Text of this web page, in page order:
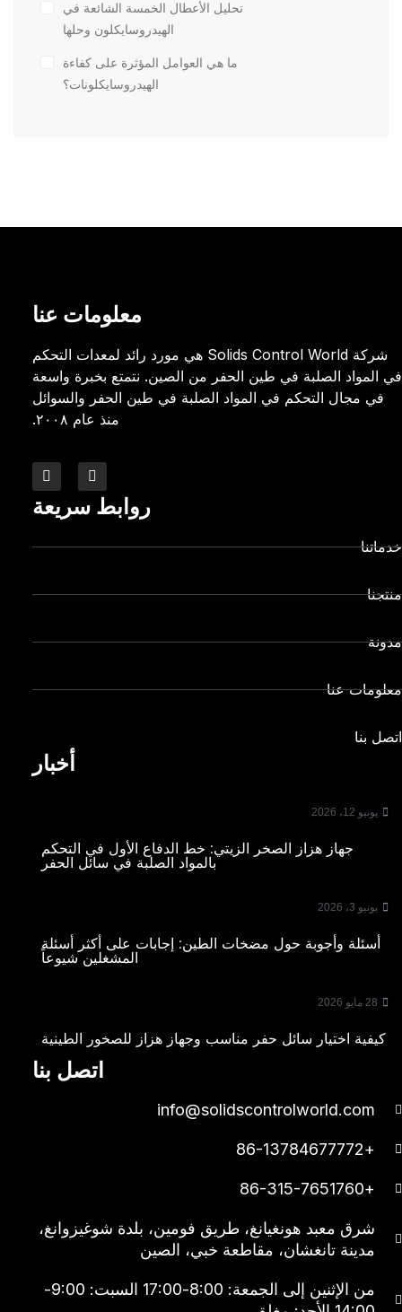
تحليل الأعطال الخمسة الشائعة في
الهيدروسايكلون وحلها
ما هي العوامل المؤثرة على كفاءة
الهيدروسايكلونات؟
معلومات عنا
شركة Solids Control World هي مورد رائد لمعدات التحكم
في المواد الصلبة في طين الحفر من الصين. نتمتع بخبرة واسعة
في مجال التحكم في المواد الصلبة في طين الحفر والسوائل
منذ عام ٢٠٠٨.
روابط سريعة
خدماتنا
منتجنا
مدونة
معلومات عنا
اتصل بنا
أخبار
يونيو 12، 2026
جهاز هزاز الصخر الزيتي: خط الدفاع الأول في التحكم
بالمواد الصلبة في سائل الحفر
يونيو 3، 2026
أسئلة وأجوبة حول مضخات الطين: إجابات على أكثر أسئلة
المشغلين شيوعاً
28 مايو 2026
كيفية اختيار سائل حفر مناسب وجهاز هزاز للصخور الطينية
اتصل بنا
info@solidscontrolworld.com
+86-13784677772
+86-315-7651760
شرق معبد هونغيانغ، طريق فومين، بلدة شوغيزوانغ،
مدينة تانغشان، مقاطعة خبي، الصين
من الإثنين إلى الجمعة: 8:00-17:00 السبت: 9:00-